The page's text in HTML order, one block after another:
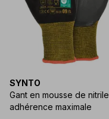
SYNTO
Gant en mousse de nitrile,
adhérence maximale